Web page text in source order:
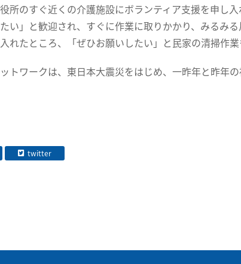
所のすぐ近くの介護施設にボランティア支援を申し入
い」と歓迎され、すぐに作業に取りかかり、みるみ
れたところ、「ぜひお願いしたい」と民家の清掃作業
トワークは、東日本大震災をはじめ、一昨年と昨年
twitter